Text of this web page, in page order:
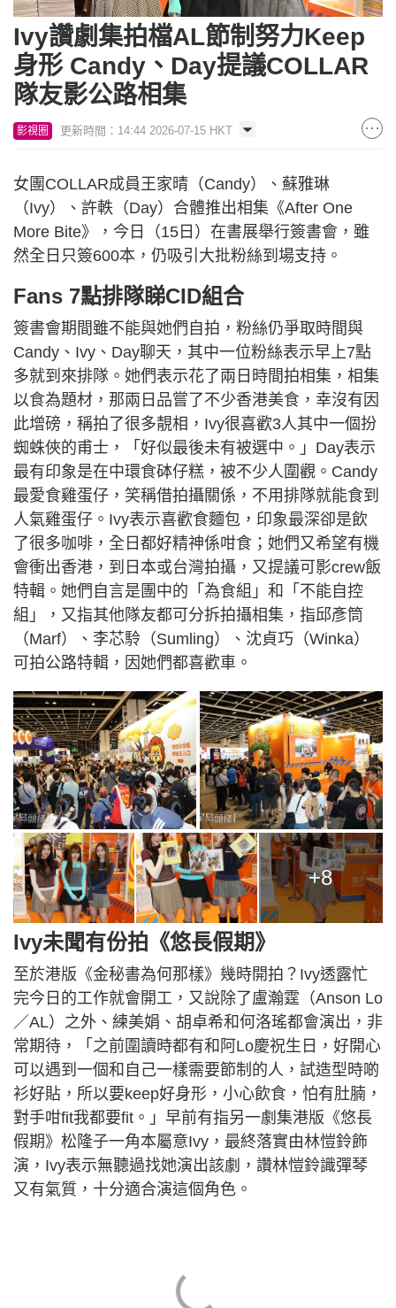
Unmute Loaded:
8.68%
Ivy讚劇集拍檔AL節制努力Keep
身形 Candy、Day提議COLLAR
隊友影公路相集
影視圈 更新時間：14:44 2026-07-15 HKT
女團COLLAR成員王家晴（Candy）、蘇雅琳
（Ivy）、許軼（Day）合體推出相集《After One
More Bite》，今日（15日）在書展舉行簽書會，雖
然全日只簽600本，仍吸引大批粉絲到場支持。
Fans 7點排隊睇CID組合
簽書會期間雖不能與她們自拍，粉絲仍爭取時間與
Candy、Ivy、Day聊天，其中一位粉絲表示早上7點
多就到來排隊。她們表示花了兩日時間拍相集，相集
以食為題材，那兩日品嘗了不少香港美食，幸沒有因
此增磅，稱拍了很多靚相，Ivy很喜歡3人其中一個扮
蜘蛛俠的甫士，「好似最後未有被選中。」Day表示
最有印象是在中環食砵仔糕，被不少人圍觀。Candy
最愛食雞蛋仔，笑稱借拍攝關係，不用排隊就能食到
人氣雞蛋仔。Ivy表示喜歡食麵包，印象最深卻是飲
了很多咖啡，全日都好精神係咁食；她們又希望有機
會衝出香港，到日本或台灣拍攝，又提議可影crew飯
特輯。她們自言是團中的「為食組」和「不能自控
組」，又指其他隊友都可分拆拍攝相集，指邱彥筒
（Marf）、李芯駖（Sumling）、沈貞巧（Winka）
可拍公路特輯，因她們都喜歡車。
+8
Ivy未聞有份拍《悠長假期》
至於港版《金秘書為何那樣》幾時開拍？Ivy透露忙
完今日的工作就會開工，又說除了盧瀚霆（Anson Lo
／AL）之外、練美娟、胡卓希和何洛瑤都會演出，非
常期待，「之前圍讀時都有和阿Lo慶祝生日，好開心
可以遇到一個和自己一樣需要節制的人，試造型時啲
衫好貼，所以要keep好身形，小心飲食，怕有肚腩，
對手咁fit我都要fit。」早前有指另一劇集港版《悠長
假期》松隆子一角本屬意Ivy，最終落實由林愷鈴飾
演，Ivy表示無聽過找她演出該劇，讚林愷鈴識彈琴
又有氣質，十分適合演這個角色。